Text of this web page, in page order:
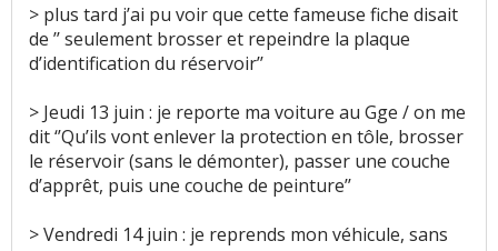
Rapport qualité/prix :20aiment
Protection pare-choc/portière :3 n'aiment
pas
Résistance peinture:1aime 14 n'aiment pas
> plus tard j’ai pu voir que cette fameuse fiche disait
de ’’ seulement brosser et repeindre la plaque
d’identification du réservoir’’
> Jeudi 13 juin : je reporte ma voiture au Gge / on me
dit ‘’Qu’ils vont enlever la protection en tôle, brosser
le réservoir (sans le démonter), passer une couche
d’apprêt, puis une couche de peinture’’
> Vendredi 14 juin : je reprends mon véhicule, sans